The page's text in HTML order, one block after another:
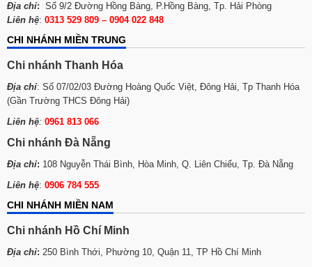
Địa chỉ: Số 9/2 Đường Hồng Bàng, P.Hồng Bàng, Tp. Hải Phòng
Liên hệ: 0313 529 809 – 0904 022 848
CHI NHÁNH MIỀN TRUNG
Chi nhánh Thanh Hóa
Địa chỉ: Số 07/02/03 Đường Hoàng Quốc Việt, Đông Hải, Tp Thanh Hóa
(Gần Trường THCS Đông Hải)
Liên hệ: 0961 813 066
Chi nhánh Đà Nẵng
Địa chỉ: 108 Nguyễn Thái Bình, Hòa Minh, Q. Liên Chiểu, Tp. Đà Nẵng
Liên hệ: 0906 784 555
CHI NHÁNH MIỀN NAM
Chi nhánh Hồ Chí Minh
Địa chỉ: 250 Bình Thới, Phường 10, Quận 11, TP Hồ Chí Minh